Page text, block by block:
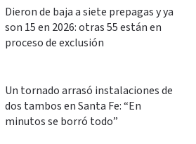
Dieron de baja a siete prepagas y ya
son 15 en 2026: otras 55 están en
proceso de exclusión
Un tornado arrasó instalaciones de
dos tambos en Santa Fe: “En
minutos se borró todo”